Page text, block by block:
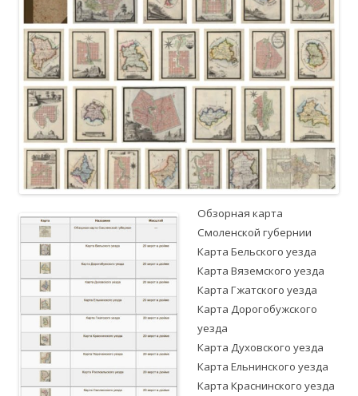
Обзорная карта
Смоленской губернии
Карта Бельского уезда
Карта Вяземского уезда
Карта Гжатского уезда
Карта Дорогобужского
уезда
Карта Духовского уезда
Карта Ельнинского уезда
Карта Краснинского уезда